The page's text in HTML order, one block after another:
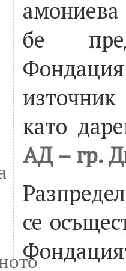
бе
като
АД – гр.
се